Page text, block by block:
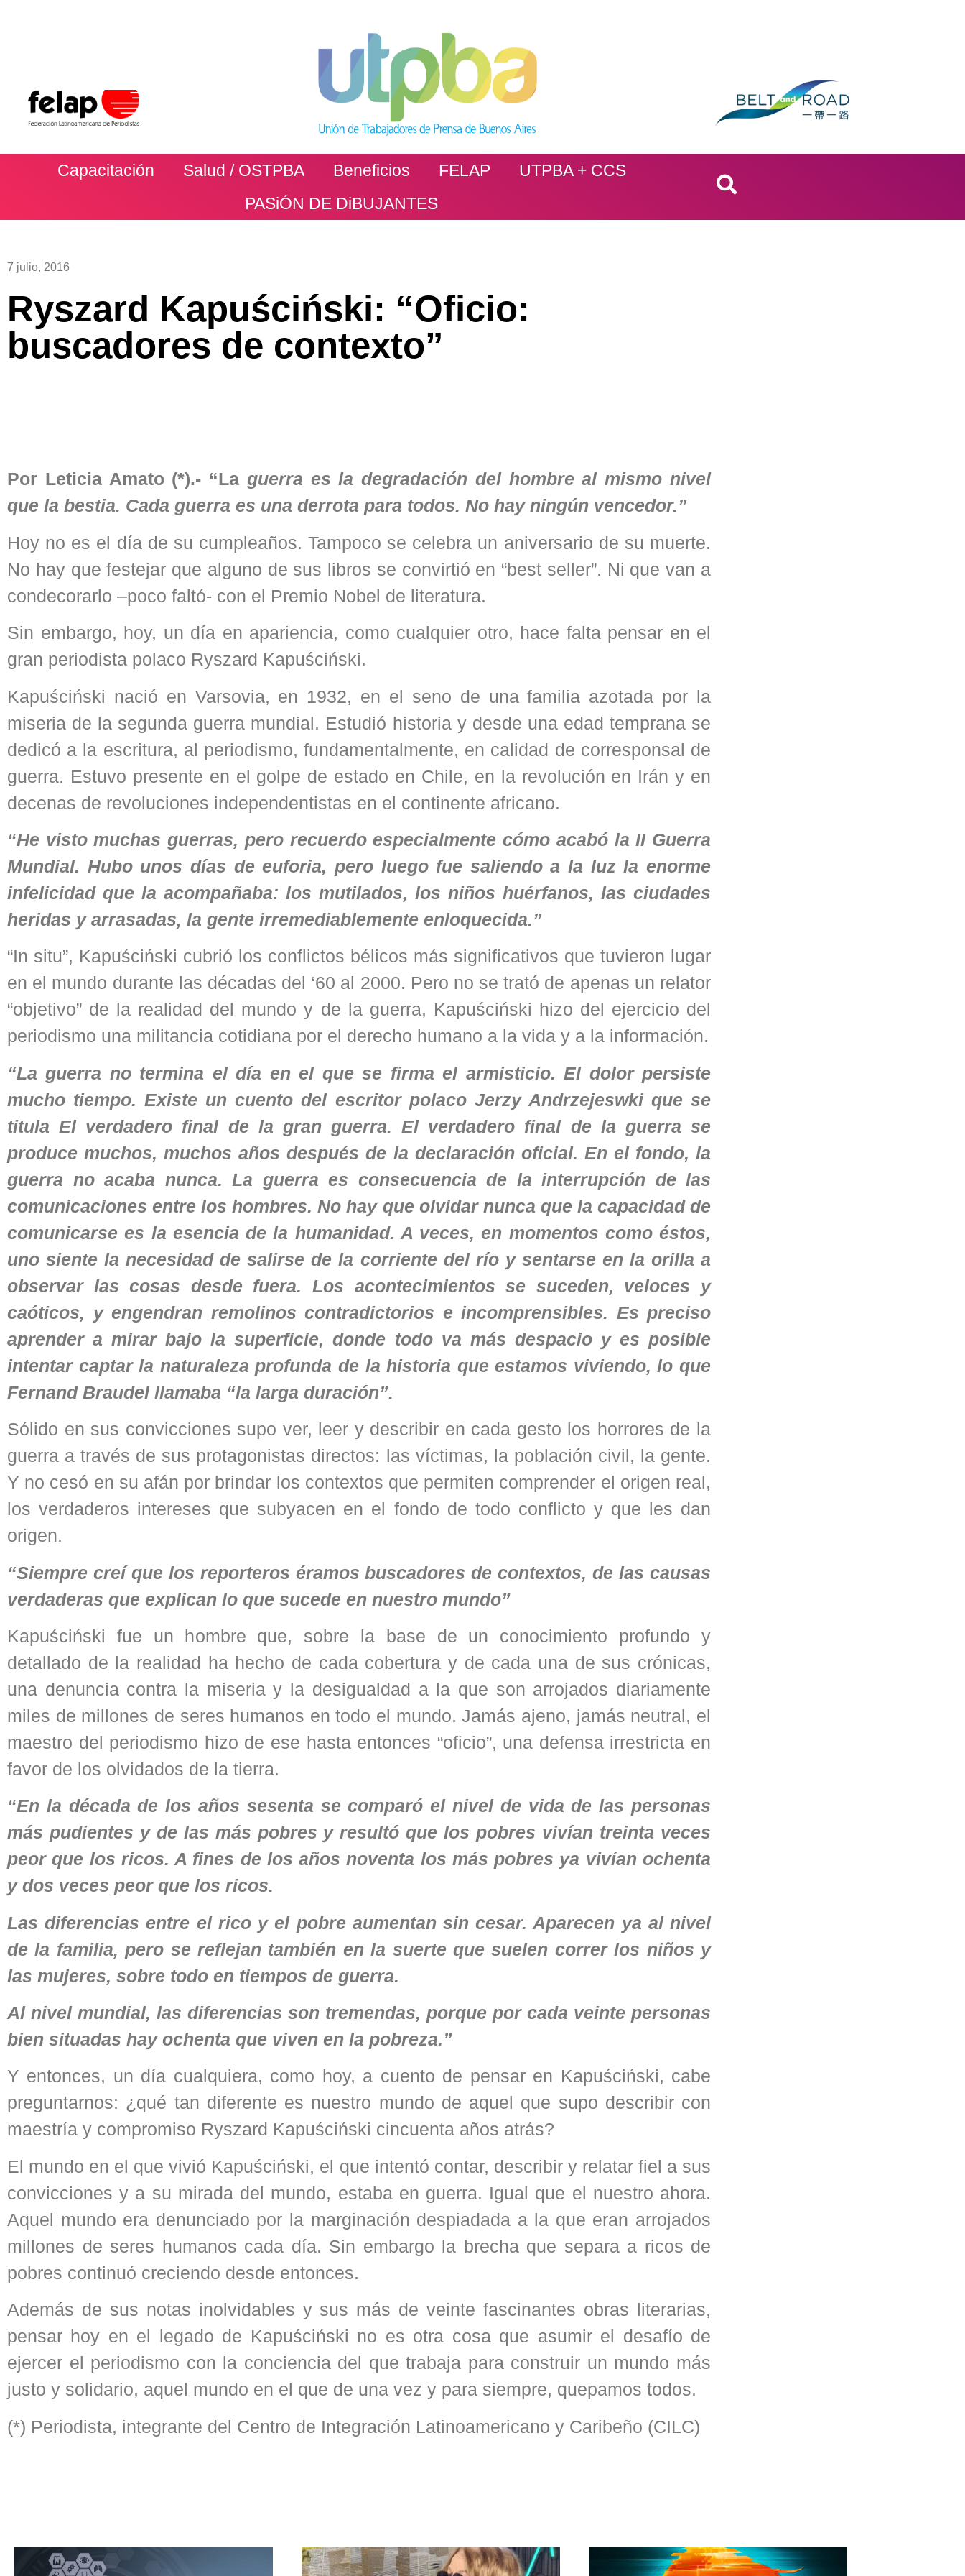
Capacitación Salud / OSTPBA Beneficios FELAP
UTPBA + CCS
PASiÓN DE DiBUJANTES
7 julio, 2016
Ryszard Kapuściński: “Oficio:
buscadores de contexto”
Por Leticia Amato (*).- “La guerra es la degradación del hombre al mismo nivel
que la bestia. Cada guerra es una derrota para todos. No hay ningún vencedor.”
Hoy no es el día de su cumpleaños. Tampoco se celebra un aniversario de su muerte.
No hay que festejar que alguno de sus libros se convirtió en “best seller”. Ni que van a
condecorarlo –poco faltó- con el Premio Nobel de literatura.
Sin embargo, hoy, un día en apariencia, como cualquier otro, hace falta pensar en el
gran periodista polaco Ryszard Kapuściński.
Kapuściński nació en Varsovia, en 1932, en el seno de una familia azotada por la
miseria de la segunda guerra mundial. Estudió historia y desde una edad temprana se
dedicó a la escritura, al periodismo, fundamentalmente, en calidad de corresponsal de
guerra. Estuvo presente en el golpe de estado en Chile, en la revolución en Irán y en
decenas de revoluciones independentistas en el continente africano.
“He visto muchas guerras, pero recuerdo especialmente cómo acabó la II Guerra
Mundial. Hubo unos días de euforia, pero luego fue saliendo a la luz la enorme
infelicidad que la acompañaba: los mutilados, los niños huérfanos, las ciudades
heridas y arrasadas, la gente irremediablemente enloquecida.”
“In situ”, Kapuściński cubrió los conflictos bélicos más significativos que tuvieron lugar
en el mundo durante las décadas del ‘60 al 2000. Pero no se trató de apenas un relator
“objetivo” de la realidad del mundo y de la guerra, Kapuściński hizo del ejercicio del
periodismo una militancia cotidiana por el derecho humano a la vida y a la información.
“La guerra no termina el día en el que se firma el armisticio. El dolor persiste
mucho tiempo. Existe un cuento del escritor polaco Jerzy Andrzejeswki que se
titula El verdadero final de la gran guerra. El verdadero final de la guerra se
produce muchos, muchos años después de la declaración oficial. En el fondo, la
guerra no acaba nunca. La guerra es consecuencia de la interrupción de las
comunicaciones entre los hombres. No hay que olvidar nunca que la capacidad de
comunicarse es la esencia de la humanidad. A veces, en momentos como éstos,
uno siente la necesidad de salirse de la corriente del río y sentarse en la orilla a
observar las cosas desde fuera. Los acontecimientos se suceden, veloces y
caóticos, y engendran remolinos contradictorios e incomprensibles. Es preciso
aprender a mirar bajo la superficie, donde todo va más despacio y es posible
intentar captar la naturaleza profunda de la historia que estamos viviendo, lo que
Fernand Braudel llamaba “la larga duración”.
Sólido en sus convicciones supo ver, leer y describir en cada gesto los horrores de la
guerra a través de sus protagonistas directos: las víctimas, la población civil, la gente.
Y no cesó en su afán por brindar los contextos que permiten comprender el origen real,
los verdaderos intereses que subyacen en el fondo de todo conflicto y que les dan
origen.
“Siempre creí que los reporteros éramos buscadores de contextos, de las causas
verdaderas que explican lo que sucede en nuestro mundo”
Kapuściński fue un hombre que, sobre la base de un conocimiento profundo y
detallado de la realidad ha hecho de cada cobertura y de cada una de sus crónicas,
una denuncia contra la miseria y la desigualdad a la que son arrojados diariamente
miles de millones de seres humanos en todo el mundo. Jamás ajeno, jamás neutral, el
maestro del periodismo hizo de ese hasta entonces “oficio”, una defensa irrestricta en
favor de los olvidados de la tierra.
“En la década de los años sesenta se comparó el nivel de vida de las personas
más pudientes y de las más pobres y resultó que los pobres vivían treinta veces
peor que los ricos. A fines de los años noventa los más pobres ya vivían ochenta
y dos veces peor que los ricos.
Las diferencias entre el rico y el pobre aumentan sin cesar. Aparecen ya al nivel
de la familia, pero se reflejan también en la suerte que suelen correr los niños y
las mujeres, sobre todo en tiempos de guerra.
Al nivel mundial, las diferencias son tremendas, porque por cada veinte personas
bien situadas hay ochenta que viven en la pobreza.”
Y entonces, un día cualquiera, como hoy, a cuento de pensar en Kapuściński, cabe
preguntarnos: ¿qué tan diferente es nuestro mundo de aquel que supo describir con
maestría y compromiso Ryszard Kapuściński cincuenta años atrás?
El mundo en el que vivió Kapuściński, el que intentó contar, describir y relatar fiel a sus
convicciones y a su mirada del mundo, estaba en guerra. Igual que el nuestro ahora.
Aquel mundo era denunciado por la marginación despiadada a la que eran arrojados
millones de seres humanos cada día. Sin embargo la brecha que separa a ricos de
pobres continuó creciendo desde entonces.
Además de sus notas inolvidables y sus más de veinte fascinantes obras literarias,
pensar hoy en el legado de Kapuściński no es otra cosa que asumir el desafío de
ejercer el periodismo con la conciencia del que trabaja para construir un mundo más
justo y solidario, aquel mundo en el que de una vez y para siempre, quepamos todos.
(*) Periodista, integrante del Centro de Integración Latinoamericano y Caribeño (CILC)